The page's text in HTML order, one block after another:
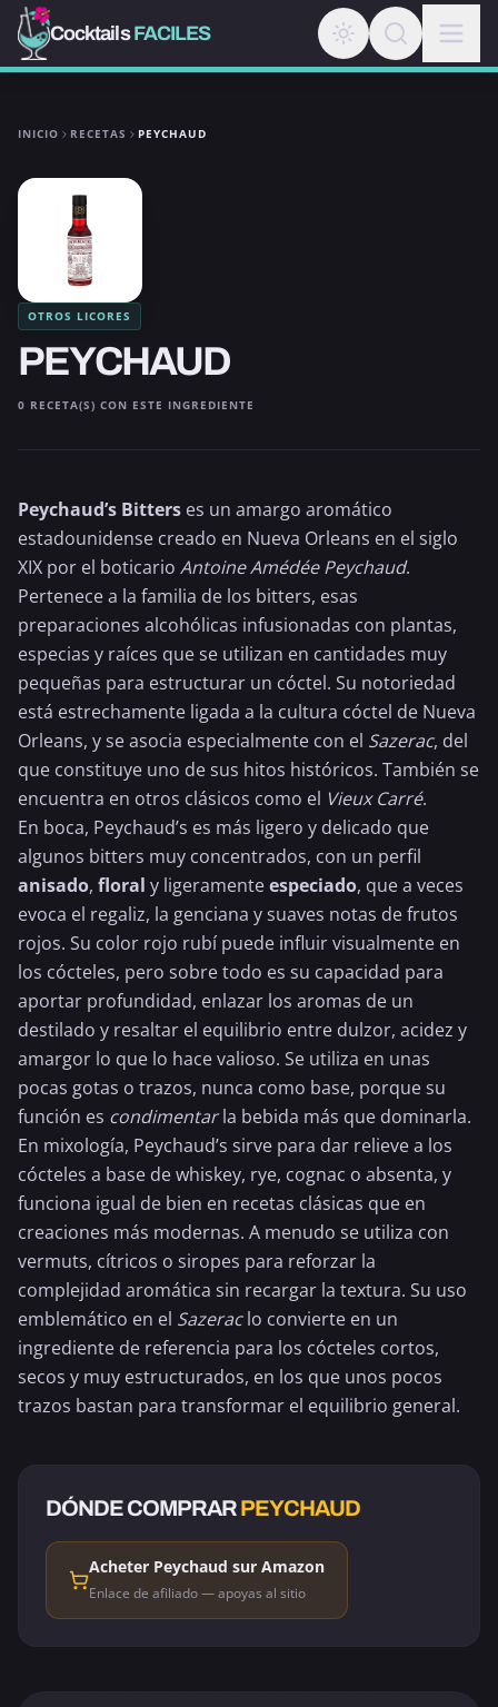
CocktailsFACILES
INICIO RECETAS PEYCHAUD
OTROS LICORES
PEYCHAUD
0 RECETA(S) CON ESTE INGREDIENTE
Peychaud’s Bitters es un amargo aromático
estadounidense creado en Nueva Orleans en el siglo
XIX por el boticario Antoine Amédée Peychaud.
Pertenece a la familia de los bitters, esas
preparaciones alcohólicas infusionadas con plantas,
especias y raíces que se utilizan en cantidades muy
pequeñas para estructurar un cóctel. Su notoriedad
está estrechamente ligada a la cultura cóctel de Nueva
Orleans, y se asocia especialmente con el Sazerac, del
que constituye uno de sus hitos históricos. También se
encuentra en otros clásicos como el Vieux Carré.
En boca, Peychaud’s es más ligero y delicado que
algunos bitters muy concentrados, con un perfil
anisado, floral y ligeramenteespeciado, que a veces
evoca el regaliz, la genciana y suaves notas defrutos
rojos. Su color rojo rubí puede influir visualmente en
los cócteles, pero sobre todo es su capacidad para
aportar profundidad, enlazar los aromas de un
destilado y resaltar el equilibrio entre dulzor, acidez y
amargor lo que lo hace valioso. Se utiliza en unas
pocas gotas o trazos, nunca como base, porque su
función es condimentarla bebida más que dominarla.
En mixología, Peychaud’s sirve para dar relieve a los
cócteles a base de whiskey, rye, cognac o absenta, y
funciona igual de bien en recetas clásicas que en
creaciones más modernas. A menudo se utiliza con
vermuts, cítricos o siropes para reforzar la
complejidad aromática sin recargar la textura. Su uso
emblemático en el Sazeraclo convierte en un
ingrediente de referencia para los cócteles cortos,
secos y muy estructurados, en los que unos pocos
trazos bastan para transformar el equilibrio general.
DÓNDE COMPRARPEYCHAUD
Acheter Peychaud sur Amazon
Enlace de afiliado — apoyas al sitio